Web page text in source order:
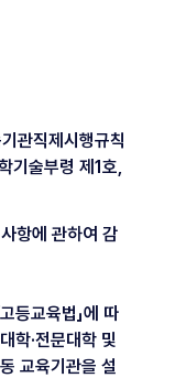
관직제시행규칙
술부령 제1호,
항에 관하여 감
등교육법」에 따
학·전문대학 및
교육기관을 설